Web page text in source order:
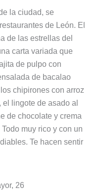
la ciudad, se
de León. El
de las estrellas del
carta variada que
de pulpo con
de bacalao
chipirones con arroz
lingote de asado al
de chocolate y crema
muy rico y con un
Te hacen sentir
26